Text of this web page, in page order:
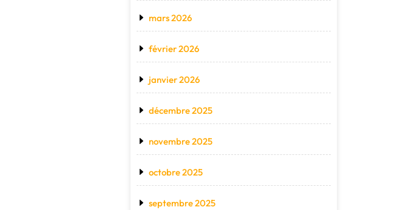
mars 2026
février 2026
janvier 2026
décembre 2025
novembre 2025
octobre 2025
septembre 2025